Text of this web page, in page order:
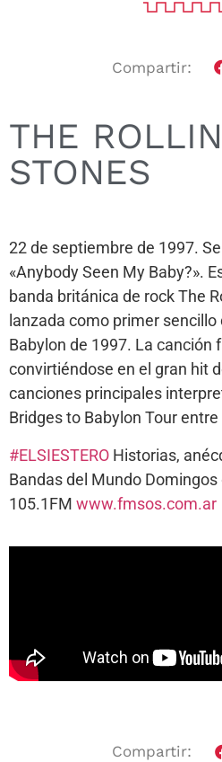
Compartir:
THE
STONES
22 de septiembre de 1997.
«Anybody Seen My Baby?».
banda británica de rock The
lanzada como primer
Babylon de 1997. La canción
convirtiéndose en el gran hit
canciones principales
Bridges to Babylon Tour
#ELSIESTERO Historias,
Bandas del Mundo Domingos
105.1FM www.fmsos.com.ar
Compartir: